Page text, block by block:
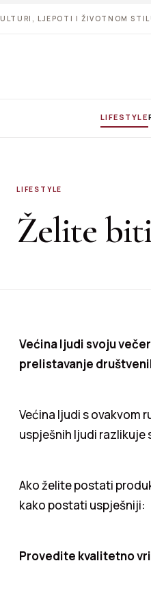
LJEPOTI I ŽIVOTNOM
LIFESTYLE
LIFESTYLE
Želite
Većina ljudi svoju
prelistavanje
Većina ljudi s ovakvom
uspješnih ljudi razlikuje
Ako želite postati
kako postati uspješniji:
Provedite kvalitetno